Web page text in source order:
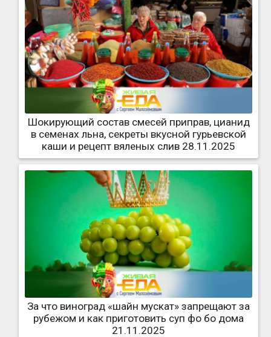
Шокирующий состав смесей приправ, цианид
в семенах льна, секреты вкусной гурьевской
каши и рецепт вяленых слив 28.11.2025
За что виноград «шайн мускат» запрещают за
рубежом и как приготовить суп фо бо дома
21.11.2025